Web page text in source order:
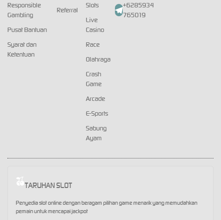
Responsible
Gambling
Pusat Bantuan
Syarat dan
Ketentuan
Referral
Slots
Live
Casino
Race
Olahraga
Crash
Game
Arcade
E-Sports
Sabung
Ayam
+6285934
765019
TARUHAN SLOT
Penyedia slot online dengan beragam pilihan game menarik yang memudahkan
pemain untuk mencapai jackpot